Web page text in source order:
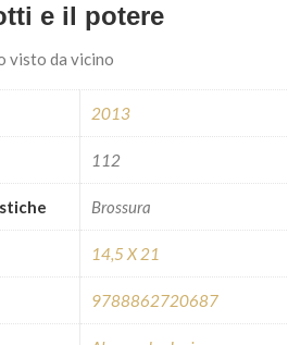
e il potere
visto da vicino
2013
112
Brossura
14,5 X 21
9788862720687